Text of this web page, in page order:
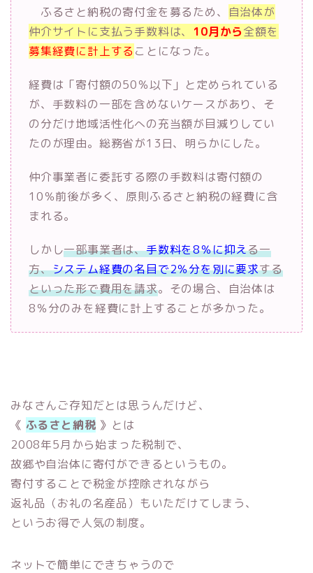
ふるさと納税の寄付金を募るため、
自治体が
仲介サイトに支払う手数料は、 10月から全額を
募集経費に計上することになった。
経費は「寄付額の50％以下」と定められている
が、手数料の一部を含めないケースがあり、そ
の分だけ地域活性化への充当額が目減りしてい
たのが理由。総務省が13日、明らかにした。
仲介事業者に委託する際の手数料は寄付額の
10％前後が多く、原則ふるさと納税の経費に含
まれる。
しかし一部事業者は、手数料を8％に抑える一
方、システム経費の名目で2％分を別に要求する
といった形で費用を請求。その場合、自治体は
8％分のみを経費に計上することが多かった。
みなさんご存知だとは思うんだけど、
《 ふるさと納税 》とは
2008年5月から始まった税制で、
故郷や自治体に寄付ができるというもの。
寄付することで税金が控除されながら
返礼品（お礼の名産品）もいただけてしまう、
というお得で人気の制度。
ネットで簡単にできちゃうので